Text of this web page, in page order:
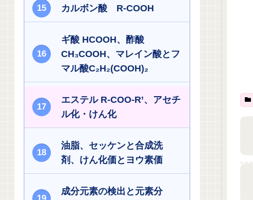
カルボン酸 R-COOH
ギ酸 HCOOH、酢酸
CH₃COOH、マレイン酸とフ
マル酸C₂H₂(COOH)₂
エステル R-COO-R’、アセチ
ル化・けん化
油脂、セッケンと合成洗
剤、けん化価とヨウ素価
成分元素の検出と元素分